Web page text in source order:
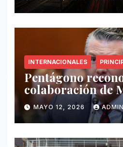
INTERNACIONALES
Pentágono
colaboración de
exige mayor
antidrogas
MAYO 12, 2026